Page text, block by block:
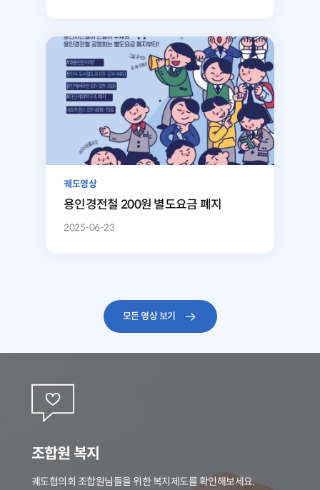
궤도영상
용인경전철 200원 별도요금 폐지
2025-06-23
모든 영상 보기
조합원 복지
궤도협의회 조합원님들을 위한 복지제도를 확인해보세요.